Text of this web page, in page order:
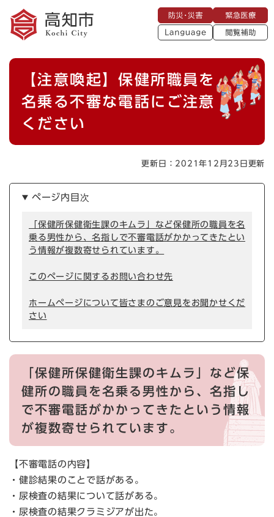
メニューを飛ばして本文へ
災
・
災
急
医
療
L
a
a
g
e
閲
助
本
【注意喚起】保健所職員を
名乗る不審な電話にご注意
ください
更新日：2021年12月23日更新
ページ内目次
「保健所保健衛生課のキムラ」など保健所の職員を名
乗る男性から、名指しで不審電話がかかってきたとい
う情報が複数寄せられています。
このページに関するお問い合わせ先
ホームページについて皆さまのご意見をお聞かせくだ
さい
「保健所保健衛生課のキムラ」など保
健所の職員を名乗る男性から、名指し
で不審電話がかかってきたという情報
が複数寄せられています。
【不審電話の内容】
・健診結果のことで話がある。
・尿検査の結果について話がある。
・尿検査の結果クラミジアが出た。